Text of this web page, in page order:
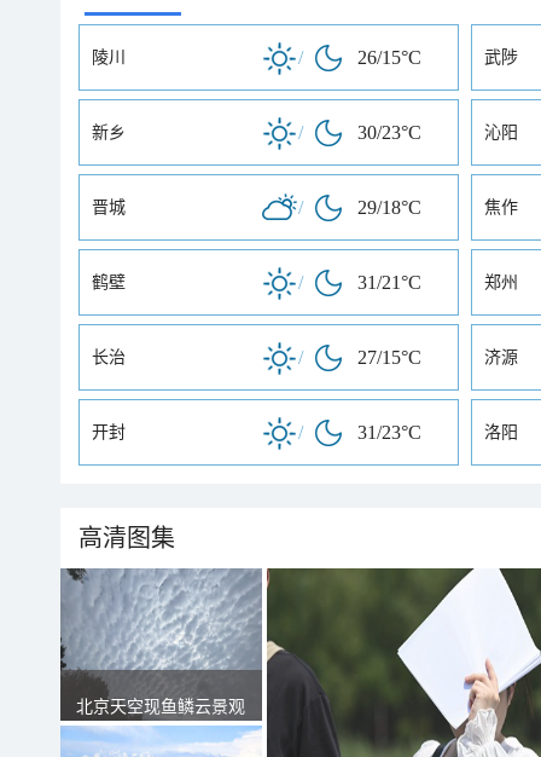
陵川 / 26/15°C 武陟
新乡 / 30/23°C 沁阳
晋城 / 29/18°C 焦作
鹤壁 / 31/21°C 郑州
长治 / 27/15°C 济源
开封 / 31/23°C 洛阳
高清图集
北京天空现鱼鳞云景观